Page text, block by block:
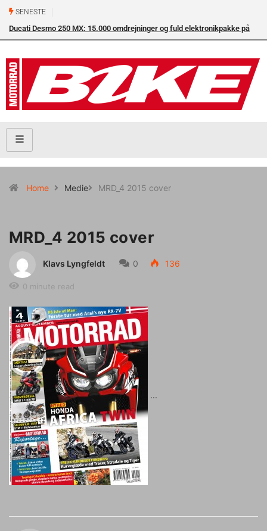
SENESTE
Ducati Desmo 250 MX: 15.000 omdrejninger og fuld elektronikpakke på
Home Medie MRD_4 2015 cover
MRD_4 2015 cover
Klavs Lyngfeldt 0 136
0 minute read